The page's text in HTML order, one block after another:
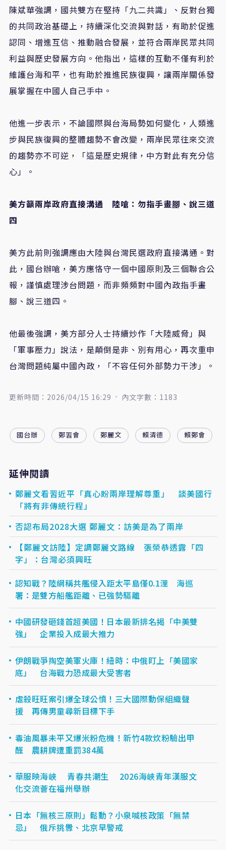
陳斌華強調，國共雙方在堅持「九二共識」、反對台獨
的共同政治基礎上，持續深化交流與對話，有助於促進
認同、增進互信、推動融合發展，並符合兩岸民眾共同
利益與歷史發展方向。他指出，這樣的互動不僅有利於
維護台海和平，也有助於推進民族復興，讓兩岸關係發
展掌握在中國人自己手中。
他進一步表示，不論國際與台海局勢如何變化，人類進
步與民族復興的整體趨勢不會改變，兩岸民眾往來交流
的趨勢亦不可逆，「這是歷史規律，中方對此有充分信
心」。
美方籲兩岸政府直接溝通 陸嗆：勿指手畫腳、說三道
四
美方此前則強調應由大陸與台灣民選政府直接溝通。對
此，國台辦嗆，美方應恪守一個中國原則及三個聯合公
報，謹慎處理涉台問題，而非頻頻對中國內政指手畫
腳、說三道四。
他最後強調，美方部分人士持續炒作「大陸威脅」與
「軍事壓力」說法，是顛倒是非、別有用心，再次重申
台灣問題純屬中國內政，「不容任何外部勢力干涉」。
更新時間：2026/04/15 16:29 內文字數：1183
國台辦 鄭習會 鄭麗文 賴清德 賴鄭會
延伸閱讀
鄭麗文看習近平「真心盼兩岸理解尊重」 談美國行
「將有非傳統行程」
否認布局2028大選 鄭麗文：訪美是為了兩岸
【鄭麗文訪陸】定調鄭麗文路線 張榮恭透露「四
字」：台灣必須興旺
認知戰？陸網稱共艦侵入距太平島僅0.1浬 海巡
署：是雙方船艦距離、已強勢驅離
中國研發砸錢首超美國！日本最新排名揭「中美雙
強」 企業投入成最大推力
伊朗戰爭掏空美軍火庫！紐時：中俄盯上「美國家
底」 台海戰力恐成最大受害者
虐殺旺旺案引爆全球公憤！三大國際動保組織聲
援 再傳男童尋新目標下手
毒油風暴未平又爆米粉危機！新竹4款炊粉驗出甲
醛 農耕牌遭重罰384萬
華服映海峽 青春共潮生 2026海峽青年漢服文
化交流薈在福州舉辦
日本「無核三原則」鬆動？小泉喊核政策「無禁
忌」 俄斥挑釁、北京早警戒